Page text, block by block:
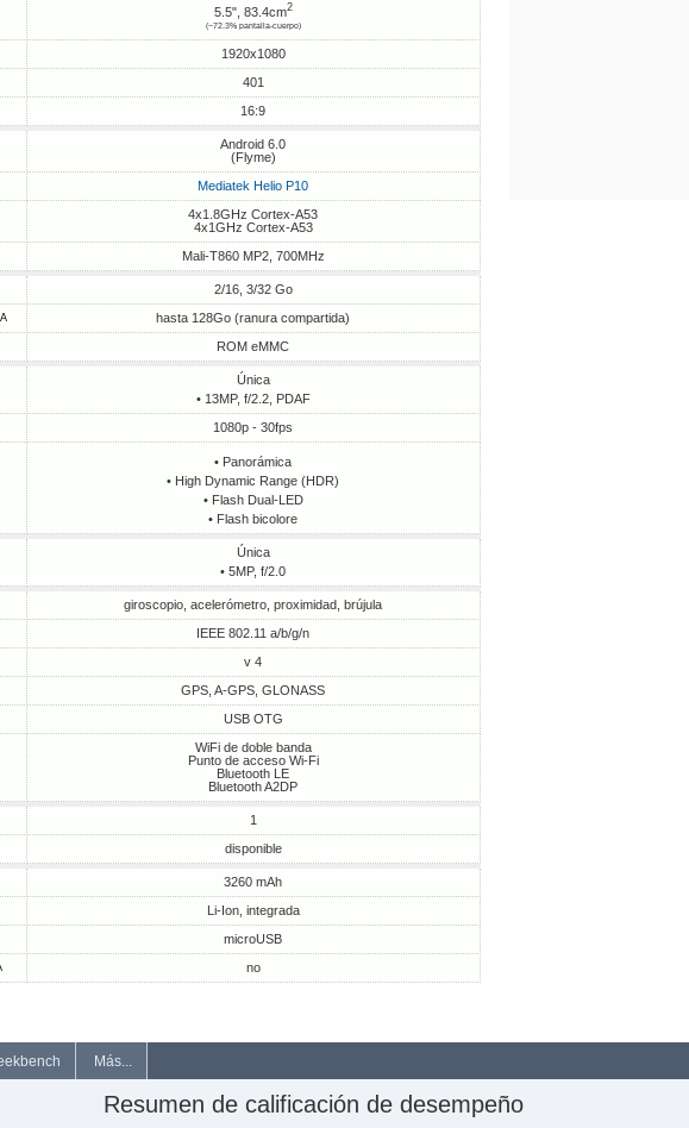
5.5", 83.4cm2
(~72.3% pantalla-cuerpo)
1920x1080
401
16:9
Android 6.0
(Flyme)
Mediatek Helio P10
4x1.8GHz Cortex-A53
4x1GHz Cortex-A53
Mali-T860 MP2, 700MHz
2/16, 3/32 Go
hasta 128Go (ranura compartida)
ROM eMMC
Única
• 13MP, f/2.2, PDAF
1080p - 30fps
• Panorámica
• High Dynamic Range (HDR)
• Flash Dual-LED
• Flash bicolore
Única
• 5MP, f/2.0
giroscopio, acelerómetro, proximidad, brújula
IEEE 802.11 a/b/g/n
v 4
GPS, A-GPS, GLONASS
USB OTG
WiFi de doble banda
Punto de acceso Wi-Fi
Bluetooth LE
Bluetooth A2DP
1
disponible
3260 mAh
Li-Ion, integrada
microUSB
no
Más...
Resumen de calificación de desempeño